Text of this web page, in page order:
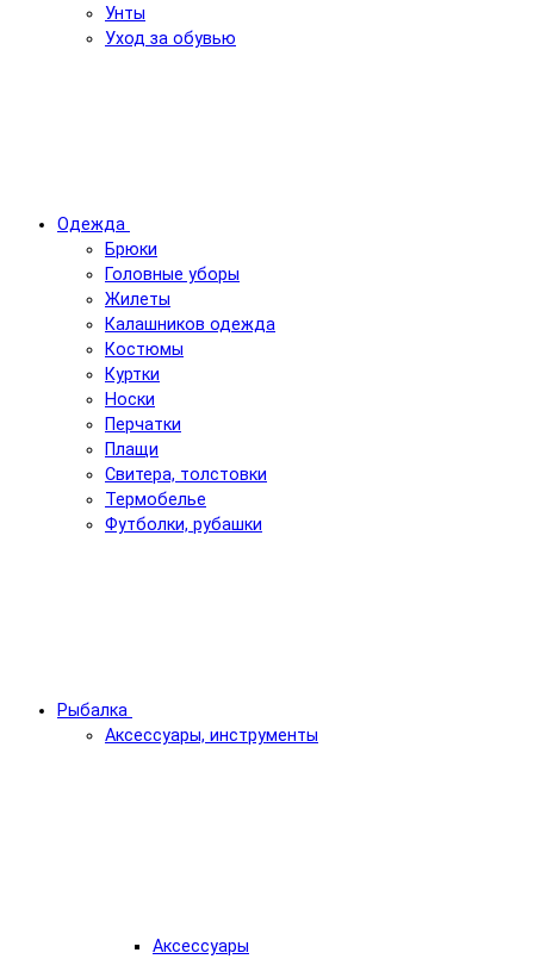
Унты
Уход за обувью
Одежда
Брюки
Головные уборы
Жилеты
Калашников одежда
Костюмы
Куртки
Носки
Перчатки
Плащи
Свитера, толстовки
Термобелье
Футболки, рубашки
Рыбалка
Аксессуары, инструменты
Аксессуары